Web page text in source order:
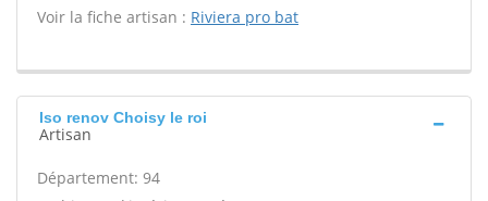
Voir la fiche artisan : Riviera pro bat
Iso renov Choisy le roi
Artisan
Département: 94